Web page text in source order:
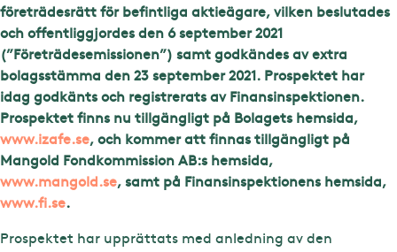
företrädesrätt för befintliga aktieägare, vilken beslutades
och offentliggjordes den 6 september 2021
(”Företrädesemissionen”) samt godkändes av extra
bolagsstämma den 23 september 2021. Prospektet har
idag godkänts och registrerats av Finansinspektionen.
Prospektet finns nu tillgängligt på Bolagets hemsida,
www.izafe.se, och kommer att finnas tillgängligt på
Mangold Fondkommission AB:s hemsida,
www.mangold.se, samt på Finansinspektionens hemsida,
www.fi.se.
Prospektet har upprättats med anledning av den